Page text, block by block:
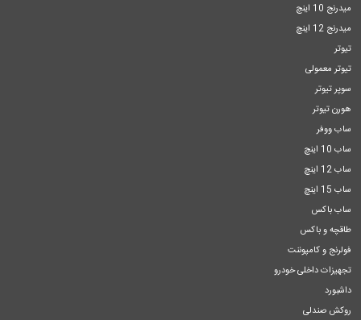
میدرنج 10 اینچ
میدرنج 12 اینچ
تیوتر
تیوتر معمولی
سوپر تیوتر
هورن تیوتر
ساب ووفر
ساب 10 اینچ
ساب 12 اینچ
ساب 15 اینچ
ساب باکس
طاقچه و باکس
فولرنج و کامپوننت
تجهیزات داخلی خودرو
داشبورد
روکش صندلی